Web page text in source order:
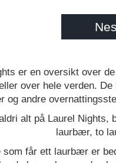
er en oversikt over
over hele verden.
og andre
alt på Laurel Nights,
laurbær, to
som får ett laurbær er